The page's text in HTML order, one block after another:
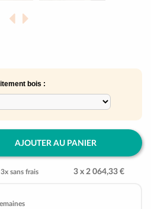
Traitement bois :
AJOUTER AU PANIER
sans frais 3 x 2 064,33 €